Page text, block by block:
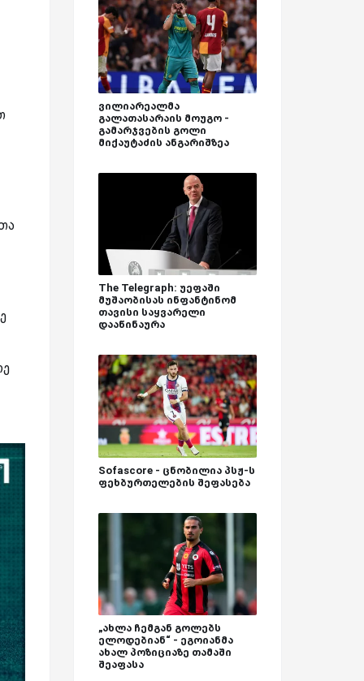
ვილიარეალმა
გალათასარაის მოუგო -
გამარჯვების გოლი
მიქაუტაძის ანგარიშზეა
The Telegraph: უეფაში
მუშაობისას ინფანტინომ
თავისი საყვარელი
დააწინაურა
Sofascore - ცნობილია პსჟ-ს
ფეხბურთელების შეფასება
„ახლა ჩემგან გოლებს
ელოდებიან“ - ეგოიანმა
ახალ პოზიციაზე თამაში
შეაფასა